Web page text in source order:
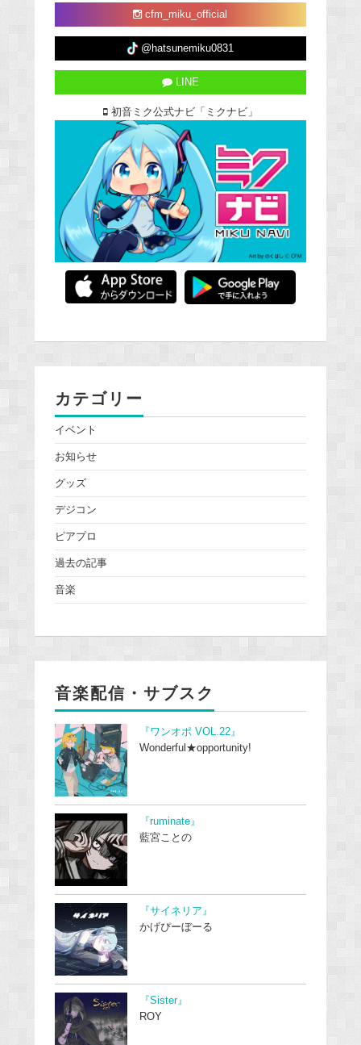
cfm_miku_official
@hatsunemiku0831
LINE
初音ミク公式ナビ「ミクナビ」
カテゴリー
イベント
お知らせ
グッズ
デジコン
ピアプロ
過去の記事
音楽
音楽配信・サブスク
『ワンオポ VOL.22』
Wonderful★opportunity!
『ruminate』
藍宮ことの
『サイネリア』
かげぴーぼーる
『Sister』
ROY